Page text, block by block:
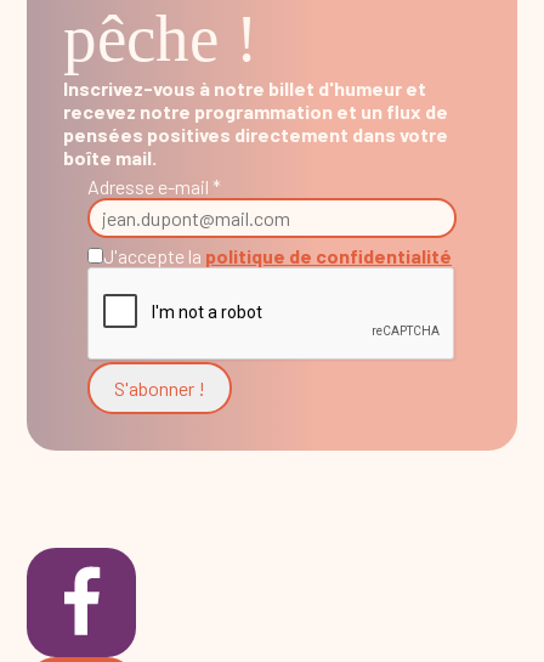
pêche !
Inscrivez-vous à notre billet d'humeur et
recevez notre programmation et un flux de
pensées positives directement dans votre
boîte mail.
Adresse e-mail *
J'accepte la politique de confidentialité